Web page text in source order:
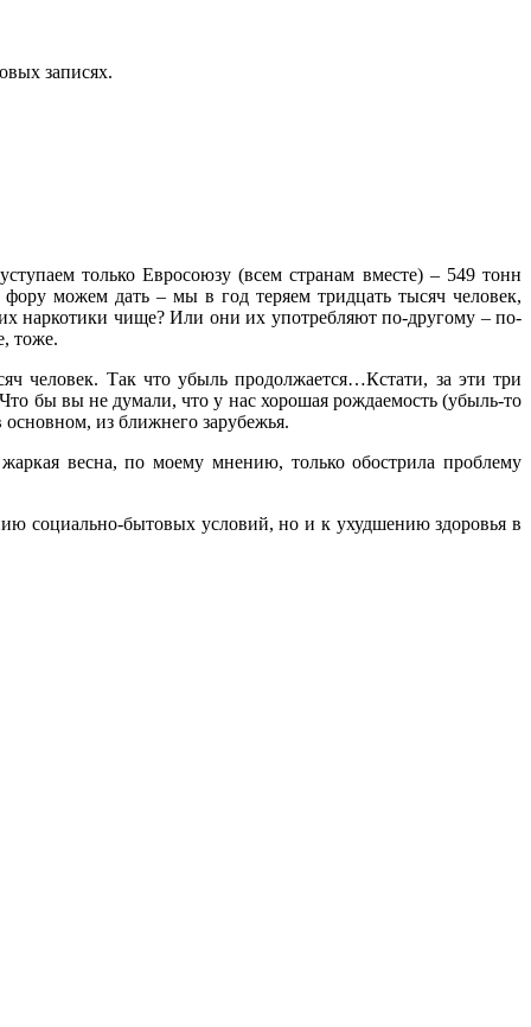
записях.
только Евросоюзу (всем странам вместе) – 549 тонн
можем дать – мы в год теряем тридцать тысяч человек,
наркотики чище? Или они их употребляют по-другому – по-
тоже.
человек. Так что убыль продолжается…Кстати, за эти три
бы вы не думали, что у нас хорошая рождаемость (убыль-то
из ближнего зарубежья.
весна, по моему мнению, только обострила проблему
социально-бытовых условий, но и к ухудшению здоровья в